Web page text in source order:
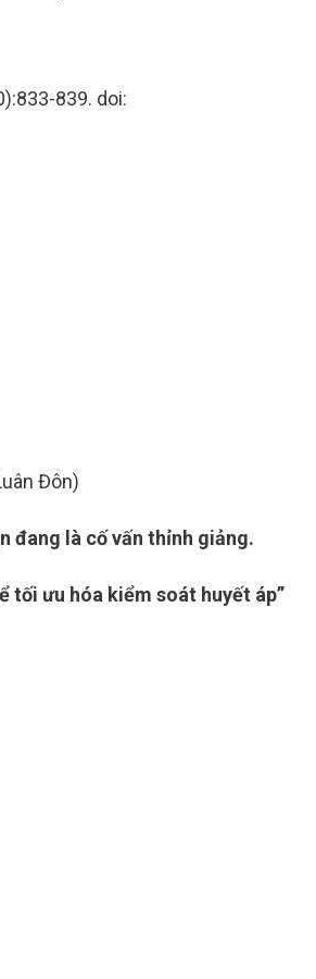
839. doi:
Đôn)
đang là cố vấn thỉnh giảng.
tối ưu hóa kiểm soát huyết áp”